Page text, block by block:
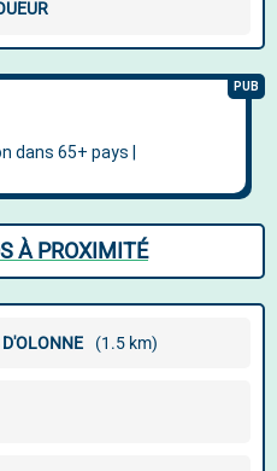
À PROXIMITÉ
(1.5 km)